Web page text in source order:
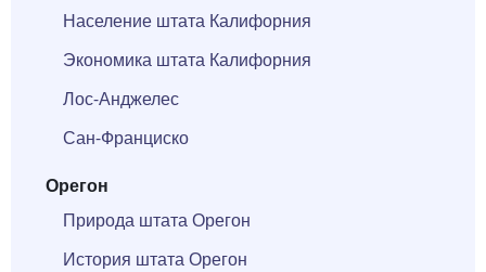
Население штата Калифорния
Экономика штата Калифорния
Лос-Анджелес
Сан-Франциско
Орегон
Природа штата Орегон
История штата Орегон